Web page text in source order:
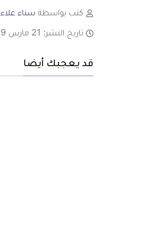
كتب بواسطة سناء علاء
تاريخ النشر: 21 مارس 2019
قد يعجبك أيضا